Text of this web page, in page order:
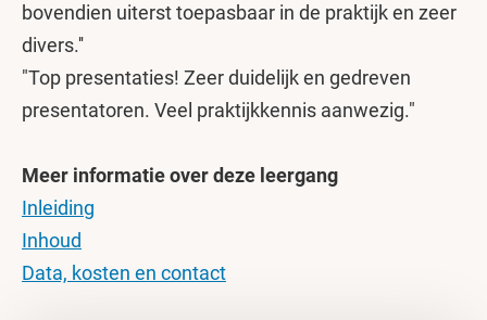
bovendien uiterst toepasbaar in de praktijk en zeer
divers.''
"Top presentaties! Zeer duidelijk en gedreven
presentatoren. Veel praktijkkennis aanwezig."
Meer informatie over deze leergang
Inleiding
Inhoud
Data, kosten en contact